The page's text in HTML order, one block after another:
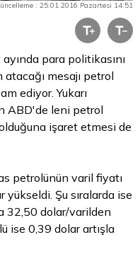
: 25.01.2016 Pazartesi 14:51
para politikasını
mesajı petrol
ediyor. Yukarı
ABD'de leni petrol
işaret etmesi de
petrolünün varil fiyatı
Şu sıralarda ise
32,50 dolar/varilden
ise 0,39 dolarartışla